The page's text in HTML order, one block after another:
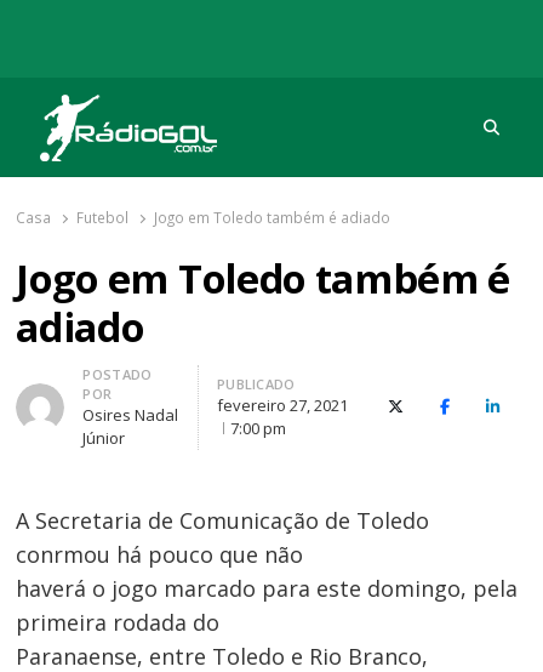
Rádio Gol
Há mais de 20 anos com as melhores coberturas
Casa Futebol Jogo em Toledo também é adiado
Jogo em Toledo também é
adiado
Autor
POSTADO
POR
Osires Nadal
Júnior
PUBLICADO
fevereiro 27, 2021
7:00 pm
X (Twitter)Facebook
O
A Secretaria de Comunicação de Toledo
conrmou há pouco que não
haverá o jogo marcado para este domingo, pela
primeira rodada do
Paranaense, entre Toledo e Rio Branco,